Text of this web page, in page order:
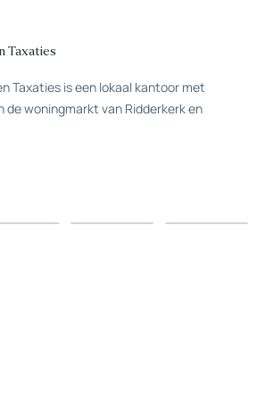
Taxaties
Taxaties is een lokaal kantoor met
de woningmarkt van Ridderkerk en